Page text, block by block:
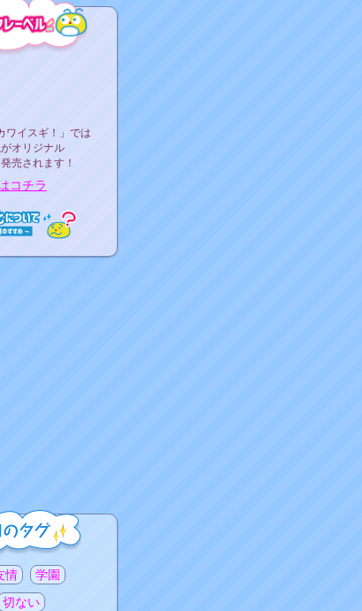
ワイスギ！」では
オリジナル
売されます！
コチラ
情
学園
切ない